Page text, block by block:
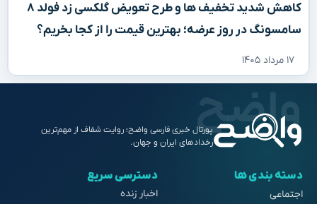
کاهش شدید تخفیف‌ ها و طرح تعویض گلکسی زد فولد ۸
سامسونگ در روز عرضه؛ بهترین قیمت را از کجا بخریم؟
۱۷ مرداد ۱۴۰۵
پورتال خبری فارسی واضح؛ روایت شفاف از مهم‌ترین
رخدادهای ایران و جهان.
دسته بندی ها
اجتماعی
دسترسی سریع
اخبار زنده